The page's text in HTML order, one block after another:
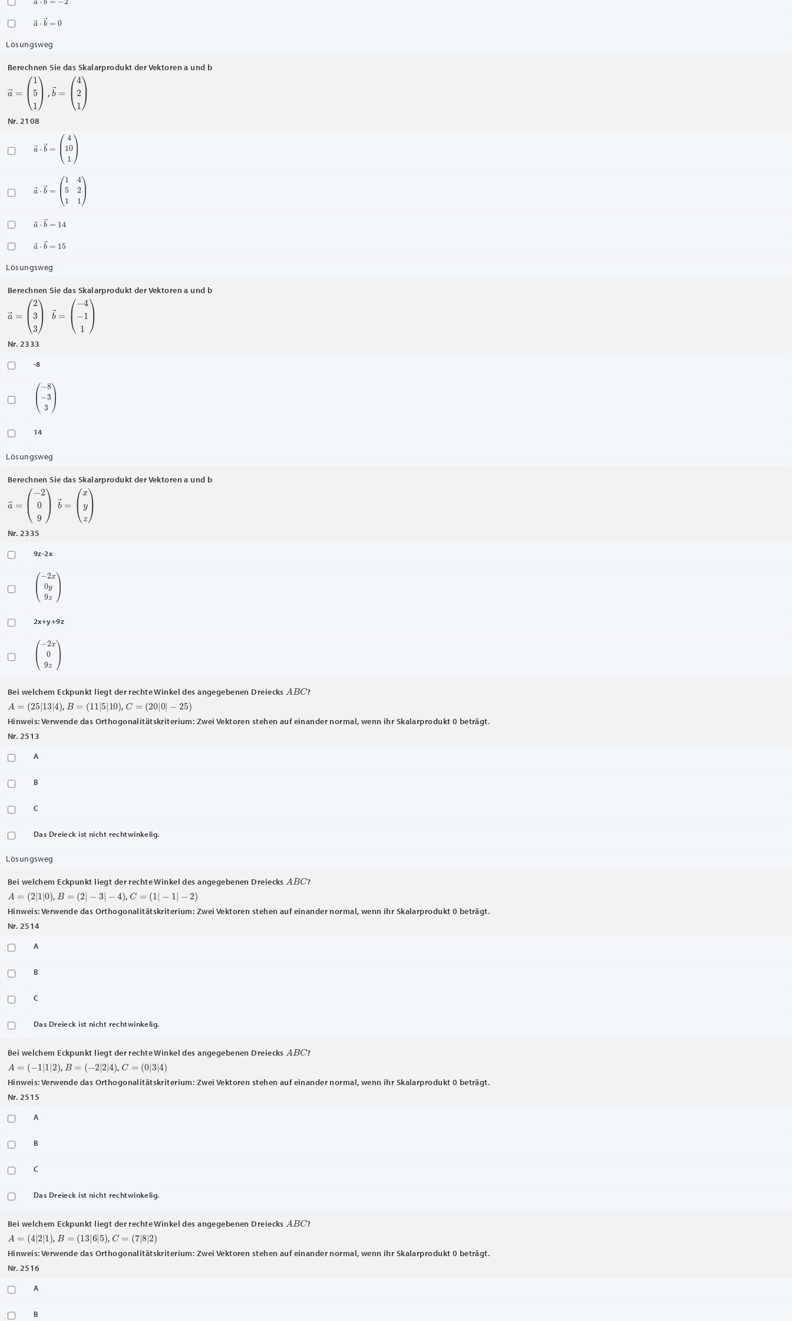
a →⋅ →
Lösungsweg
Berechnen Sie das Skalarprodukt der Vektoren a und b
a =
(1 1) ,b =
(4 1)
Nr. 2108
a →⋅ → =
(4 10
a →⋅ → =
(1 45 11)
a →⋅ → =
a →⋅ →=
Lösungsweg
Berechnen Sie das Skalarprodukt der Vektoren a und b
a =
(2 3) b =
(− −1 )
Nr. 2333
-8
(− − 3
14
Lösungsweg
Berechnen Sie das Skalarprodukt der Vektoren a und b
a =
(− 09 b =
(x )
Nr. 2335
9z-2x
(− 2x0 y9
2x+y+9z
(− x0 9z
Bei welchem Eckpunkt liegt der rechte Winkel des angegebenen Dreiecks A BC ?
A 25|13|4 ) ,B= 11 |5|10) ,C= 20|0|− )
Hinweis: Verwende das Orthogonalitätskriterium: Zwei Vektoren stehen auf einander normal, wenn ihr Skalarprodukt 0 beträgt.
Nr. 2513
A
B
C
Das Dreieck ist nicht rechtwinkelig.
Lösungsweg
Bei welchem Eckpunkt liegt der rechte Winkel des angegebenen Dreiecks A BC ?
A 2|1|0) ,B= 2|−3 −4) ,C= 1|−1 −2)
Hinweis: Verwende das Orthogonalitätskriterium: Zwei Vektoren stehen auf einander normal, wenn ihr Skalarprodukt 0 beträgt.
Nr. 2514
A
B
C
Das Dreieck ist nicht rechtwinkelig.
Bei welchem Eckpunkt liegt der rechte Winkel des angegebenen Dreiecks A BC ?
A −1 1 |2) , B= 2 2|4) ,C= 0|3|4)
Hinweis: Verwende das Orthogonalitätskriterium: Zwei Vektoren stehen auf einander normal, wenn ihr Skalarprodukt 0 beträgt.
Nr. 2515
A
B
C
Das Dreieck ist nicht rechtwinkelig.
Bei welchem Eckpunkt liegt der rechte Winkel des angegebenen Dreiecks A BC ?
A 4| 2|1) ,B= 13 |6 |5) , C= |8|2)
Hinweis: Verwende das Orthogonalitätskriterium: Zwei Vektoren stehen auf einander normal, wenn ihr Skalarprodukt 0 beträgt.
Nr. 2516
A
B